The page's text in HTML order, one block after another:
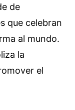
de
que celebran
al mundo.
la
el